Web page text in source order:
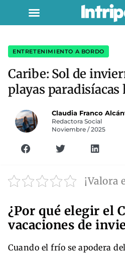
ENTRETENIMIENTO A BORDO
Caribe: Sol de
playas paradisíacas
Claudia Franco
Redactora Social
Noviembre / 2025
¡Valora
¿Por qué elegir el
vacaciones de
Cuando el frío se apodera